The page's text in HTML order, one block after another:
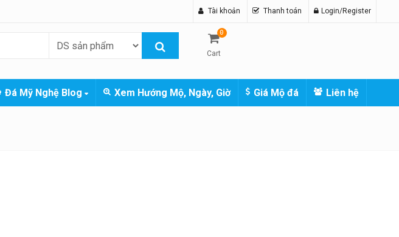
Tài khoản Thanh toán Login/Register
0
Cart
Đá Mỹ Nghệ Blog Xem Hướng Mộ, Ngày, Giờ Giá Mộ đá Liên hệ